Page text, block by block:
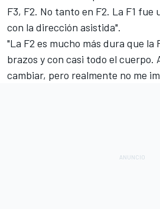
F3, F2. No tanto en F2. La F1 fue
con la dirección asistida".
"La F2 es mucho más dura que la
brazos y con casi todo el cuerpo.
cambiar, pero realmente no me